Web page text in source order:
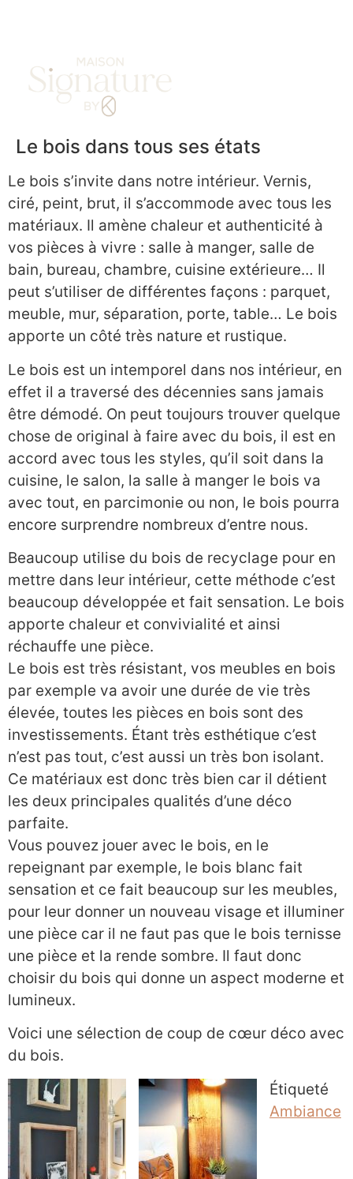
Le bois dans tous ses états
Le bois s’invite dans notre intérieur. Vernis,
ciré, peint, brut, il s’accommode avec tous les
matériaux. Il amène chaleur et authenticité à
vos pièces à vivre : salle à manger, salle de
bain, bureau, chambre, cuisine extérieure… Il
peut s’utiliser de différentes façons : parquet,
meuble, mur, séparation, porte, table… Le bois
apporte un côté très nature et rustique.
Le bois est un intemporel dans nos intérieur, en
effet il a traversé des décennies sans jamais
être démodé. On peut toujours trouver quelque
chose de original à faire avec du bois, il est en
accord avec tous les styles, qu’il soit dans la
cuisine, le salon, la salle à manger le bois va
avec tout, en parcimonie ou non, le bois pourra
encore surprendre nombreux d’entre nous.
Beaucoup utilise du bois de recyclage pour en
mettre dans leur intérieur, cette méthode c’est
beaucoup développée et fait sensation. Le bois
apporte chaleur et convivialité et ainsi
réchauffe une pièce.
Le bois est très résistant, vos meubles en bois
par exemple va avoir une durée de vie très
élevée, toutes les pièces en bois sont des
investissements. Étant très esthétique c’est
n’est pas tout, c’est aussi un très bon isolant.
Ce matériaux est donc très bien car il détient
les deux principales qualités d’une déco
parfaite.
Vous pouvez jouer avec le bois, en le
repeignant par exemple, le bois blanc fait
sensation et ce fait beaucoup sur les meubles,
pour leur donner un nouveau visage et illuminer
une pièce car il ne faut pas que le bois ternisse
une pièce et la rende sombre. Il faut donc
choisir du bois qui donne un aspect moderne et
lumineux.
Voici une sélection de coup de cœur déco avec
du bois.
Étiqueté
Ambiance